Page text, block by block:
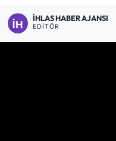
İHLAS HABER AJANSI
EDITÖR
Çorum Son
Son Dakika